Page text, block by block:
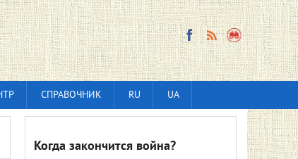
СПРАВОЧНИК RU UA
Когда закончится война?